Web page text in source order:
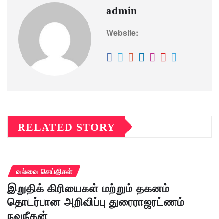
admin
Website:
RELATED STORY
வல்வை செய்திகள்
இறுதிக் கிரியைகள் மற்றும் தகனம்
தொடர்பான அறிவிப்பு துரைராஜரட்ணம்
நவநீதன்